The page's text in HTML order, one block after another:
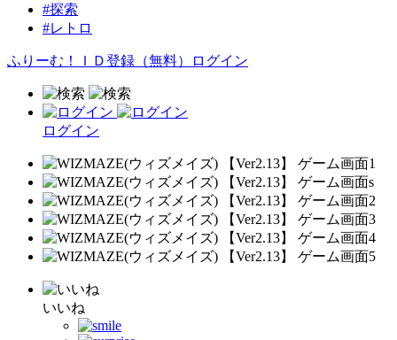
#探索
#レトロ
ふりーむ！ＩＤ登録（無料） ログイン
ログイン
いいね